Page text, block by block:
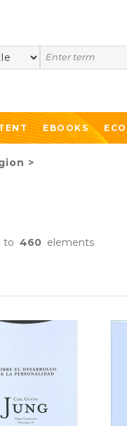
Search
EBOOKS
>
to 460 elements